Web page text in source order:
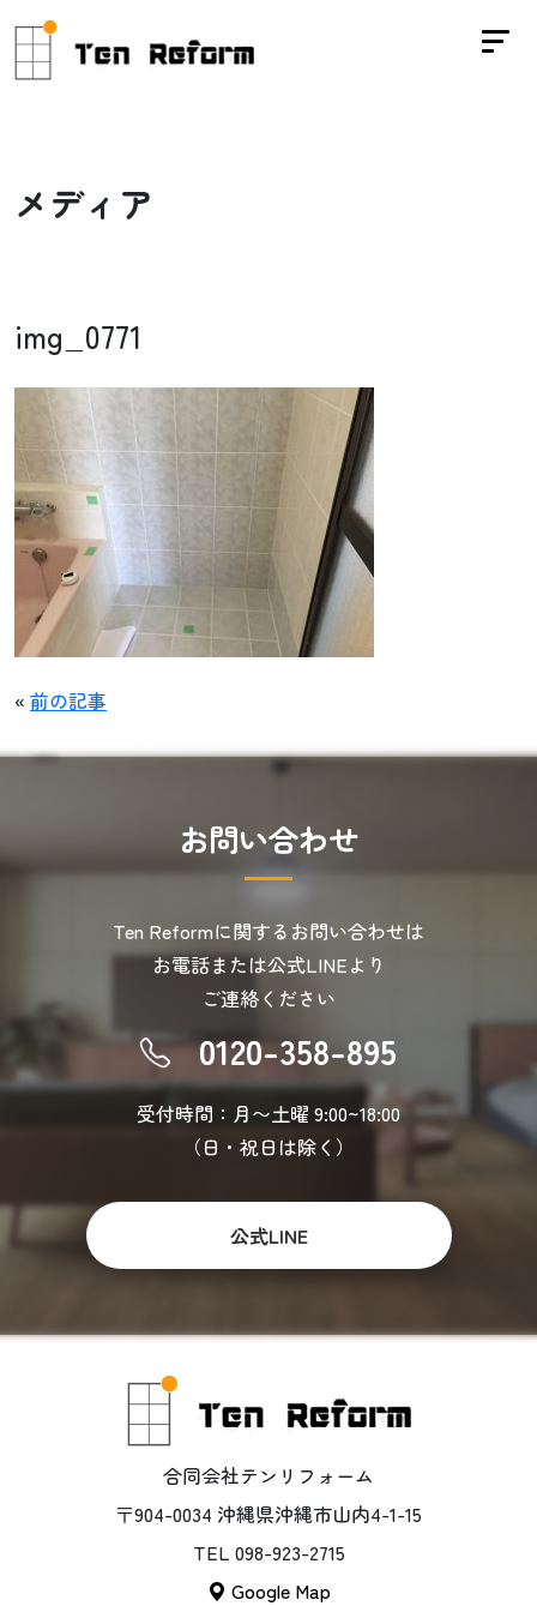
メ ディ ア
img_0771
« 前の記事
お問い合わせ
Ten Reformに関するお問い合わせは
お電話または公式LINEより
ご連絡ください
0120-358-895
受付時間：月〜土曜 9:00~18:00
（日・祝日は除く）
公式LINE
合同会社テンリフォーム
〒904-0034 沖縄県沖縄市山内4-1-15
TEL 098-923-2715
Google Map